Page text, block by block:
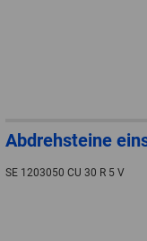
Abdrehsteine
SE 1203050 CU 30 R 5 V